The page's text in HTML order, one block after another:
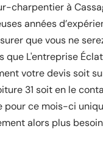
charpentier à
années
que vous ne
que L'entreprise
votre devis soit
31 soit en le
pour ce mois-ci
alors plus